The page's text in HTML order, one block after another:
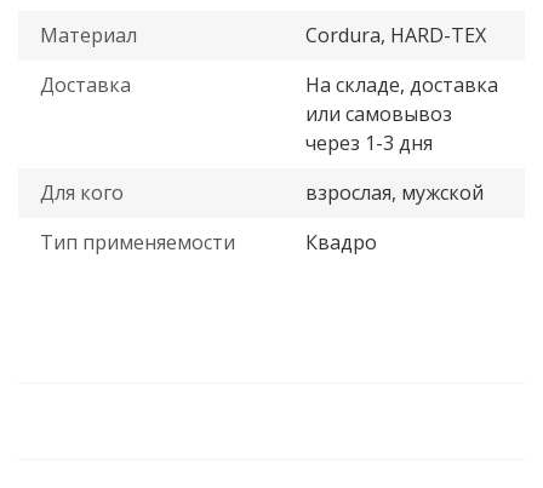
Материал
Cordura, HARD-TEX
Доставка
На складе, доставка
или самовывоз
через 1-3 дня
Для кого
взрослая, мужской
Тип применяемости
Квадро